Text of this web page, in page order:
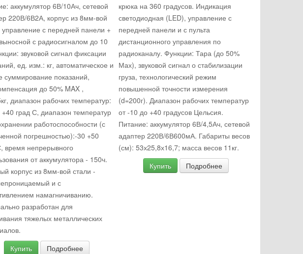
аккумулятор 6В/10Ач, сетевой
220В/6В2А, корпус из 8мм-вой
управление с передней панели +
с радиосигналом до 10
звуковой сигнал фиксации
ед. изм.: кг, автоматическое и
суммирование показаний,
до 50% MAX ,
диапазон рабочих температур:
град С, диапазон температур
работоспособности (с
погрешностью):-30 +50
время непрерывного
от аккумулятора - 150ч.
корпус из 8мм-вой стали -
и с
намагничиванию.
разработан для
тяжелых металлических
Купить
Подробнее
крюка на 360 градусов. Индикация
светодиодная (LED), управление с
передней панели и с пульта
дистанционного управления по
радиоканалу. Функции: Тара (до 50%
Мах), звуковой сигнал о стабилизации
груза, технологический режим
повышенной точности измерения
(d=200г). Диапазон рабочих температур
от -10 до +40 градусов Цельсия.
Питание: аккумулятор 6В/4,5Ач, сетевой
адаптер 220В/6В600мА. Габариты весов
(см): 53х25,8х16,7; масса весов 11кг.
Купить
Подробнее